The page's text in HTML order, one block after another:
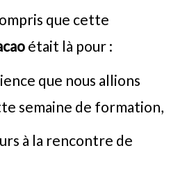
que cette
était là pour :
que nous allions
semaine de formation,
à la rencontre de